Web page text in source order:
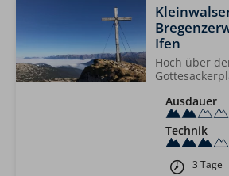
Ifen
Hoch über
Ausdauer
Technik
3 Tage